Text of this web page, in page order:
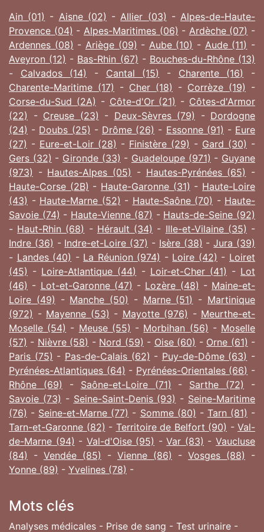
Ain (01) - Aisne (02) - Allier (03) - Alpes-de-Haute-
Provence (04) - Alpes-Maritimes (06) - Ardèche (07) -
Ardennes (08) - Ariège (09) - Aube (10) - Aude (11) -
Aveyron (12) - Bas-Rhin (67) - Bouches-du-Rhône (13)
- Calvados (14) - Cantal (15) - Charente (16)
-
Charente-Maritime (17) - Cher (18) - Corrèze (19) -
Corse-du-Sud (2A) - Côte-d'Or (21) - Côtes-d'Armor
(22) - Creuse (23) - Deux-Sèvres (79) - Dordogne
(24) - Doubs (25) - Drôme (26) - Essonne (91) - Eure
(27) - Eure-et-Loir (28) - Finistère (29) - Gard (30) -
Gers (32) - Gironde (33) - Guadeloupe (971) - Guyane
(973) - Hautes-Alpes (05) - Hautes-Pyrénées (65) -
Haute-Corse (2B) - Haute-Garonne (31) - Haute-Loire
(43) - Haute-Marne (52) - Haute-Saône (70) - Haute-
Savoie (74) - Haute-Vienne (87) - Hauts-de-Seine (92)
- Haut-Rhin (68) - Hérault (34) - Ille-et-Vilaine (35) -
Indre (36) - Indre-et-Loire (37) - Isère (38) -Jura (39)
- Landes (40) - La Réunion (974) - Loire (42) - Loiret
(45) - Loire-Atlantique (44) - Loir-et-Cher (41) - Lot
(46) - Lot-et-Garonne (47) - Lozère (48) - Maine-et-
Loire (49) - Manche (50) - Marne (51) - Martinique
(972) - Mayenne (53) - Mayotte (976) - Meurthe-et-
Moselle (54) - Meuse (55) - Morbihan (56) - Moselle
(57) - Nièvre (58) - Nord (59) - Oise (60) - Orne (61) -
Paris (75) - Pas-de-Calais (62) - Puy-de-Dôme (63) -
Pyrénées-Atlantiques (64) - Pyrénées-Orientales (66) -
Rhône (69) - Saône-et-Loire (71) - Sarthe (72)
-
Savoie (73) - Seine-Saint-Denis (93) - Seine-Maritime
(76) - Seine-et-Marne (77) - Somme (80) - Tarn (81) -
Tarn-et-Garonne (82) - Territoire de Belfort (90) - Val-
de-Marne (94) - Val-d'Oise (95) -Var (83) -Vaucluse
(84) - Vendée (85) - Vienne (86) - Vosges (88) -
Yonne (89) - Yvelines (78) -
Mots clés
Analyses médicales - Prise de sang - Test urinaire -